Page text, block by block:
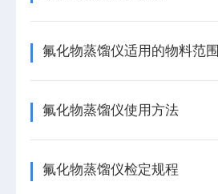
氟化物蒸馏仪适用的物料范围
氟化物蒸馏仪使用方法
氟化物蒸馏仪检定规程